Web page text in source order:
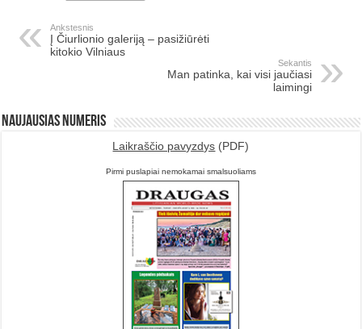
Ankstesnis
Į Čiurlionio galeriją – pasižiūrėti
kitokio Vilniaus
Sekantis
Man patinka, kai visi jaučiasi
laimingi
Naujausias numeris
Laikraščio pavyzdys (PDF)
Pirmi puslapiai nemokamai smalsuoliams